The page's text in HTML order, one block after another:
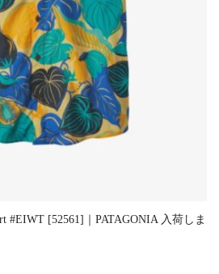
#EIWT [52561]｜PATAGONIA 入荷しま